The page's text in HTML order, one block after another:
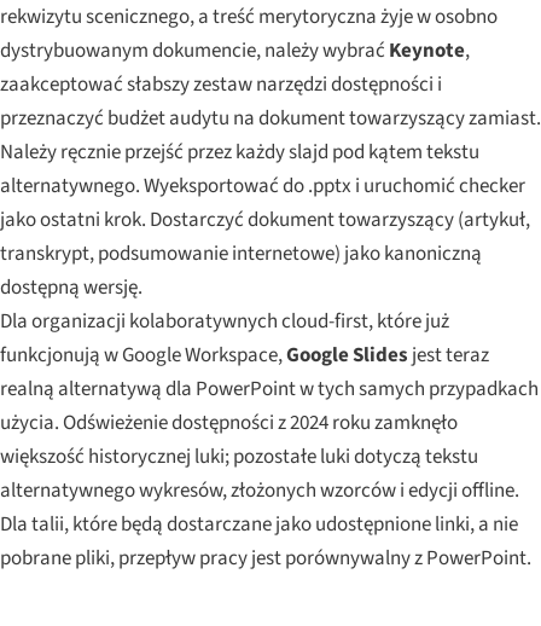
rekwizytu scenicznego, a treść merytoryczna żyje w osobno
dystrybuowanym dokumencie, należy wybrać Keynote,
zaakceptować słabszy zestaw narzędzi dostępności i
przeznaczyć budżet audytu na dokument towarzyszący zamiast.
Należy ręcznie przejść przez każdy slajd pod kątem tekstu
alternatywnego. Wyeksportować do .pptx i uruchomić checker
jako ostatni krok. Dostarczyć dokument towarzyszący (artykuł,
transkrypt, podsumowanie internetowe) jako kanoniczną
dostępną wersję.
Dla organizacji kolaboratywnych cloud-first, które już
funkcjonują w Google Workspace,Google Slides jest teraz
realną alternatywą dla PowerPoint w tych samych przypadkach
użycia. Odświeżenie dostępności z 2024 roku zamknęło
większość historycznej luki; pozostałe luki dotyczą tekstu
alternatywnego wykresów, złożonych wzorców i edycji offline.
Dla talii, które będą dostarczane jako udostępnione linki, a nie
pobrane pliki, przepływ pracy jest porównywalny z PowerPoint.